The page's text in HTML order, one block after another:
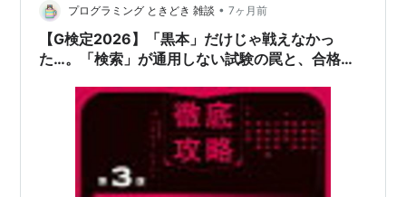
試験…プログラミング ときどき 雑談 • 7ヶ月前
【G検定2026】「黒本」だけじゃ戦えなかっ
た…。「検索」が通用しない試験の罠と、合格基